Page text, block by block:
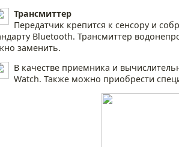
Трансмиттер
Передатчик крепится к сенсору и
Bluetooth. Трансмиттер
заменить.
В качестве приемника и
Watch. Также можно приобрести